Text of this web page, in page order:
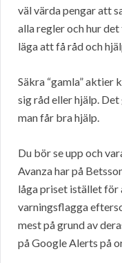
väl värda pengar att
alla regler och hur
läga att få råd och
Säkra “gamla” aktier
sig råd eller hjälp.
man får bra hjälp.
Du bör se upp och
Avanza har på
låga priset istället
varningsflagga
mest på grund av
på Google Alerts på